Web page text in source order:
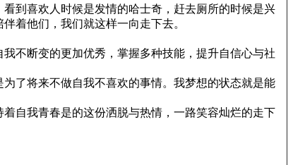
到喜欢人时候是发情的哈士奇，赶去厕所的时候是兴
着他们，我们就这样一向走下去。
不断变的更加优秀，掌握多种技能，提升自信心与社
了将来不做自我不喜欢的事情。我梦想的状态就是能
自我青春是的这份洒脱与热情，一路笑容灿烂的走下